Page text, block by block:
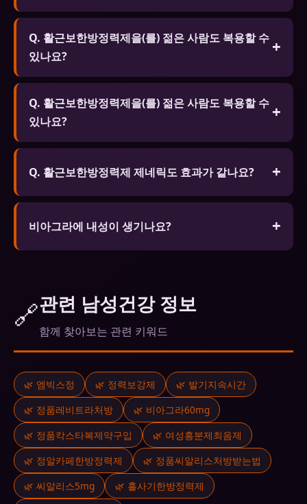
A. 질산염 계열 약물을 복용 중인 분, 심각한 심장 질
환, 저혈압, 심각한 간/신장 질환이 있는 분은 복용 전
반드시 전문가와 상담하세요.
Q. 활근보한방정력제을(를) 젊은 사람도 복용할 수
있나요?
A. 심리적 요인이나 스트레스로 인한 발기 문제가 있
는 젊은 층도 복용할 수 있습니다. 단 18세 미만은 복
용이 금지되며 근본 원인 해결을 위한 전문가 상담을
권장합니다.
Q. 활근보한방정력제을(를) 젊은 사람도 복용할 수
있나요?
A. 심리적 요인이나 스트레스로 인한 발기 문제가 있
는 젊은 층도 복용할 수 있습니다. 단 18세 미만은 복
권장합니다.
Q. 활근보한방정력제 제네릭도 효과가 같나요?
A. FDA나 식약처 승인을 받은 제네릭은 오리지널과
동일한 활성 성분을 포함하며 동등한 효능과 안전성
비아그라에 내성이 생기나요?
🔗관련 남성건강 정보
함께 찾아보는 관련 키워드
🌿 엠빅스정 🌿 정력보강제
🌿 발기지속시간
🌿 정품레비트라처방
🌿 비아그라60mg
🌿 정품칵스타복제약구입
🌿 여성흥분제최음제
🌿 정알카페한방정력제
🌿 정품씨알리스처방받는법
🌿 씨알리스5mg
🌿 홀사기한방정력제